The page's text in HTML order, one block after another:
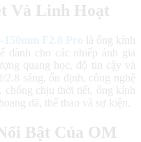
Và Linh Hoạt
là ống kính
dành cho các nhiếp ảnh gia
quang học, độ tin cậy và
sáng, ổn định, công nghệ
chịu thời tiết, ống kính
dã, thể thao và sự kiện.
Bật Của OM